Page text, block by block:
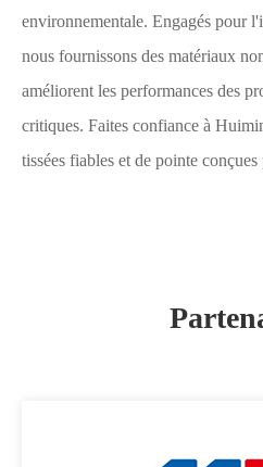
environnementale. Engagés pour
nous fournissons des matériaux
améliorent les performances des
critiques. Faites confiance à
tissées fiables et de pointe